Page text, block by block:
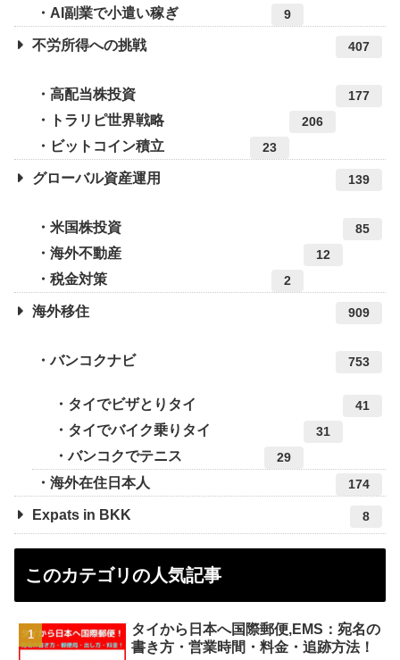
AI副業で小遣い稼ぎ 9
不労所得への挑戦 407
高配当株投資 177
トラリピ世界戦略 206
ビットコイン積立 23
グローバル資産運用 139
米国株投資 85
海外不動産 12
税金対策 2
海外移住 909
バンコクナビ 753
タイでビザとりタイ 41
タイでバイク乗りタイ 31
バンコクでテニス 29
海外在住日本人 174
Expats in BKK 8
このカテゴリの人気記事
タイから日本へ国際郵便,EMS：宛名の
書き方・営業時間・料金・追跡方法！